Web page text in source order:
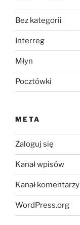
Bez kategorii
Interreg
Młyn
Pocztówki
META
Zaloguj się
Kanał wpisów
Kanał komentarzy
WordPress.org